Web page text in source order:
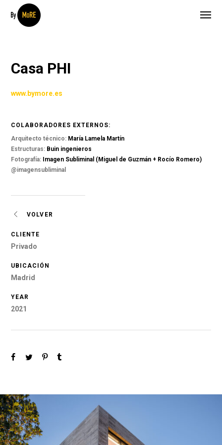
Casa PHI
www.bymore.es
COLABORADORES EXTERNOS:
Arquitecto técnico: María Lamela Martín
Estructuras: Buin ingenieros
Fotografía: Imagen Subliminal (Miguel de Guzmán + Rocío Romero)
@imagensubliminal
VOLVER
CLIENTE
Privado
UBICACIÓN
Madrid
YEAR
2021